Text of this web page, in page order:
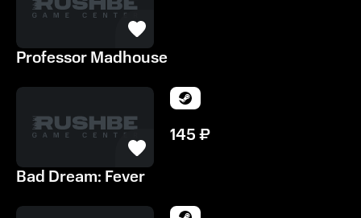
Professor Madhouse
145₽
Bad Dream: Fever